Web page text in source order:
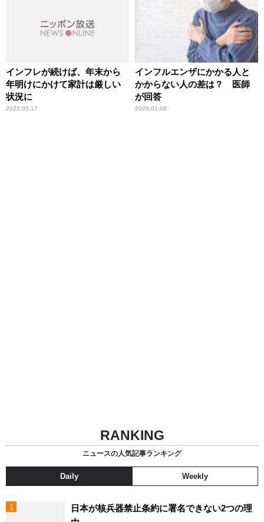
インフレが続けば、年末から
年明けにかけて家計は厳しい
状況に
2022.05.17
インフルエンザにかかる人と
かからない人の差は？ 医師
が回答
2020.01.08
RANKING
ニュースの人気記事ランキング
Daily Weekly
日本が核兵器禁止条約に署名できない2つの理